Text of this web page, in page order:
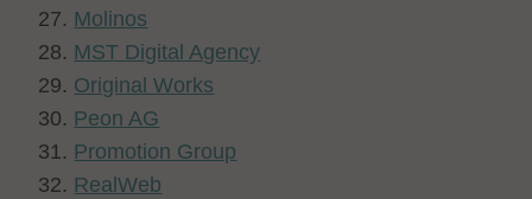
Molinos
MST Digital Agency
Original Works
Peon AG
Promotion Group
RealWeb